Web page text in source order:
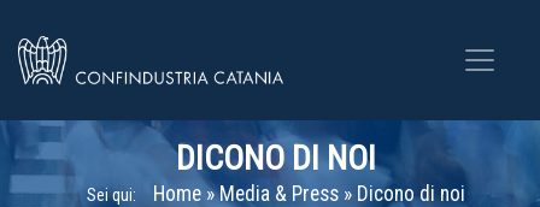
DICONO DI NOI
Sei qui: Home »Media & Press » Dicono di noi